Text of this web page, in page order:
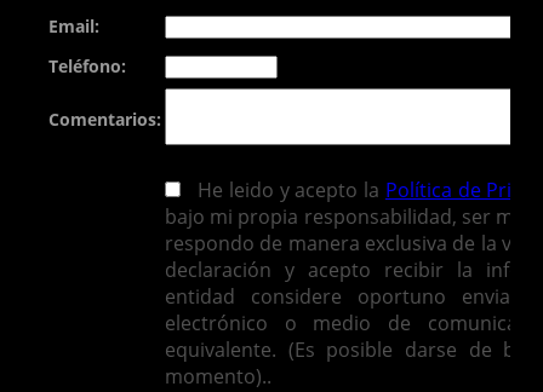
Email:
Teléfono:
Comentarios:
He leido y acepto la Política de
bajo mi propia responsabilidad, ser
respondo de manera exclusiva de la
declaración y acepto recibir la
entidad considere oportuno
electrónico o medio de
equivalente. (Es posible darse de
momento)..